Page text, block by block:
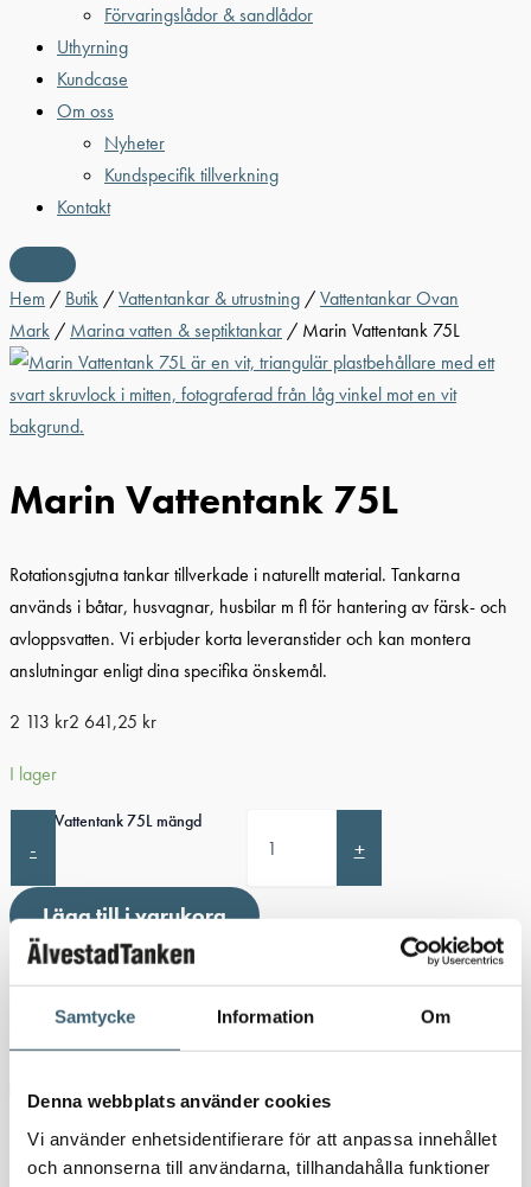
Samtycke Information Om
Denna webbplats använder cookies
Vi använder enhetsidentifierare för att anpassa innehållet
och annonserna till användarna, tillhandahålla funktioner
Förvaringslådor & sandlådor
Uthyrning
Kundcase
Om oss
Nyheter
Kundspecifik tillverkning
Kontakt
Hem / Butik /Vattentankar & utrustning /Vattentankar Ovan
Mark / Marina vatten & septiktankar / Marin Vattentank 75L
Marin Vattentank 75L
Rotationsgjutna tankar tillverkade i naturellt material. Tankarna
används i båtar, husvagnar, husbilar m fl för hantering av färsk- och
avloppsvatten. Vi erbjuder korta leveranstider och kan montera
anslutningar enligt dina specifika önskemål.
2 113 kr2 641,25 kr
I lager
-
Marin Vattentank 75L mängd
+
Lägg till i varukorg
Artikelnr:40027Kategori: Marina vatten & septiktankarEtiketter:
Marin vattentank,Vattentank Båt,Vattentank camper,Vattentank
Ladda ner produktblad
Detaljerad beskrivning